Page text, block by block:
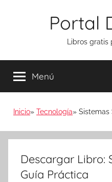
Portal
Libros
Menú
Inicio Tecnología Sistemas
Descargar Libro:
Guía Práctica